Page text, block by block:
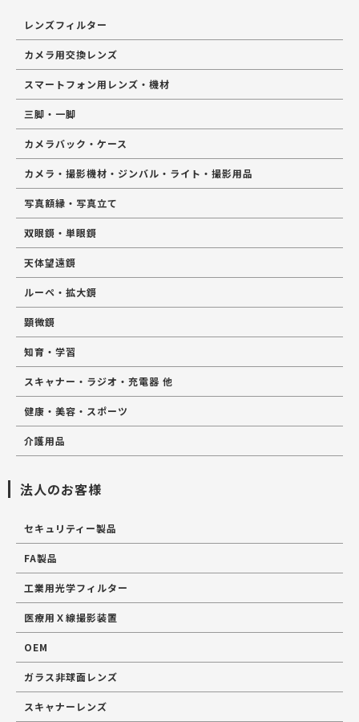
レンズフィルター
カメラ用交換レンズ
スマートフォン用レンズ・機材
三脚・一脚
カメラバック・ケース
カメラ・撮影機材・ジンバル・ライト・撮影用品
写真額縁・写真立て
双眼鏡・単眼鏡
天体望遠鏡
ルーペ・拡大鏡
顕微鏡
知育・学習
スキャナー・ラジオ・充電器 他
健康・美容・スポーツ
介護用品
法人のお客様
セキュリティー製品
FA製品
工業用光学フィルター
医療用Ｘ線撮影装置
OEM
ガラス非球面レンズ
スキャナーレンズ